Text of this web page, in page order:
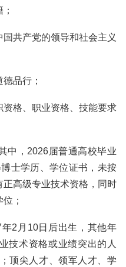
国共产党的领导和社会主义
品行；
资格、职业资格、技能要求
中，2026届普通高校毕业
士学历、学位证书，未按
高级专业技术资格，同时
；
年2月10日后出生，其他年
技术资格或业绩突出的人
顶尖人才、领军人才、学